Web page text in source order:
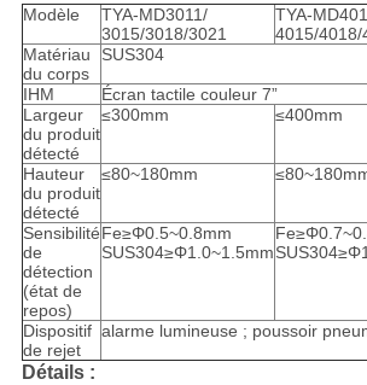
Modèle
TYA-MD3011/
3015/3018/3021
TYA-
4015/4018/
Matériau
du corps
SUS304
IHM
Écran tactile couleur 7”
Largeur
du produit
détecté
≤300mm ≤400mm
Hauteur
du produit
détecté
≤80~180mm
Sensibilité
de
détection
(état de
repos)
Fe≥Φ0.5~0.8mm
SUS304≥Φ1.0~1.5mm
Dispositif
de rejet
alarme lumineuse ; poussoir
Détails :